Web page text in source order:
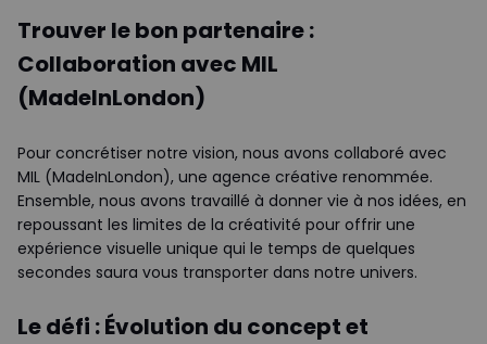
Trouver le bon partenaire :
Collaboration avec MIL
(MadeInLondon)
Pour concrétiser notre vision, nous avons collaboré avec
MIL (MadeInLondon), une agence créative renommée.
Ensemble, nous avons travaillé à donner vie à nos idées, en
repoussant les limites de la créativité pour offrir une
expérience visuelle unique qui le temps de quelques
secondes saura vous transporter dans notre univers.
Le défi : Évolution du concept et